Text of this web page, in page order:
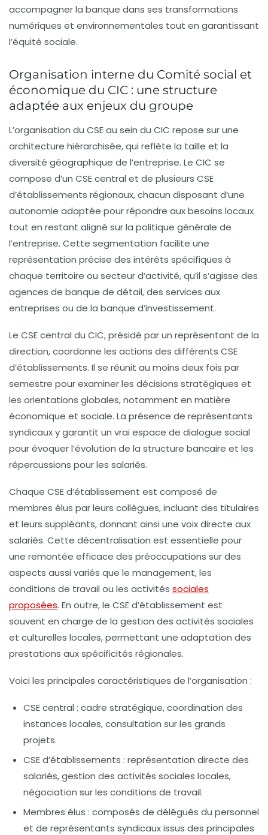
accompagner la banque dans ses transformations
numériques et environnementales tout en garantissant
l’équité sociale.
Organisation interne du Comité social et
économique du CIC : une structure
adaptée aux enjeux du groupe
L’organisation du CSE au sein du CIC repose sur une
architecture hiérarchisée, qui reflète la taille et la
diversité géographique de l’entreprise. Le CIC se
compose d’un CSE central et de plusieurs CSE
d’établissements régionaux, chacun disposant d’une
autonomie adaptée pour répondre aux besoins locaux
tout en restant aligné sur la politique générale de
l’entreprise. Cette segmentation facilite une
représentation précise des intérêts spécifiques à
chaque territoire ou secteur d’activité, qu’il s’agisse des
agences de banque de détail, des services aux
entreprises ou de la banque d’investissement.
Le CSE central du CIC, présidé par un représentant de la
direction, coordonne les actions des différents CSE
d’établissements. Il se réunit au moins deux fois par
semestre pour examiner les décisions stratégiques et
les orientations globales, notamment en matière
économique et sociale. La présence de représentants
syndicaux y garantit un vrai espace de dialogue social
pour évoquer l’évolution de la structure bancaire et les
répercussions pour les salariés.
Chaque CSE d’établissement est composé de
membres élus par leurs collègues, incluant des titulaires
et leurs suppléants, donnant ainsi une voix directe aux
salariés. Cette décentralisation est essentielle pour
une remontée efficace des préoccupations sur des
aspects aussi variés que le management, les
conditions de travail ou les activités sociales
proposées. En outre, le CSE d’établissement est
souvent en charge de la gestion des activités sociales
et culturelles locales, permettant une adaptation des
prestations aux spécificités régionales.
Voici les principales caractéristiques de l’organisation :
CSE central : cadre stratégique, coordination des
instances locales, consultation sur les grands
projets.
CSE d’établissements : représentation directe des
salariés, gestion des activités sociales locales,
négociation sur les conditions de travail.
Membres élus : composés de délégués du personnel
et de représentants syndicaux issus des principales